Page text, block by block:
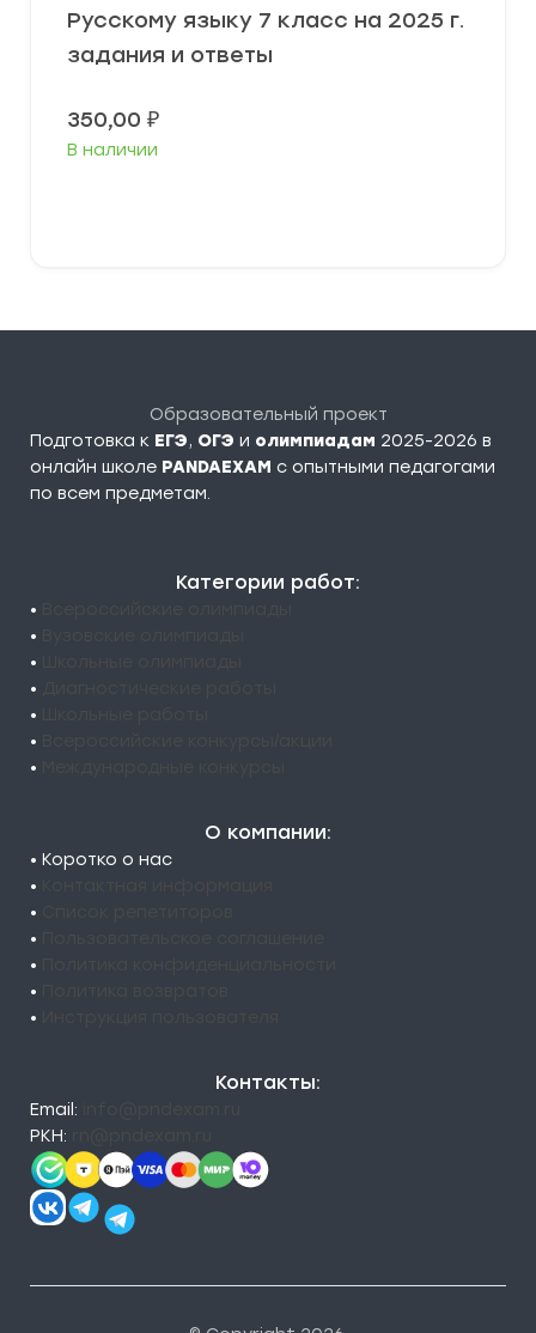
Русскому языку 7 класс на 2025 г.
задания и ответы
350,00 ₽
В наличии
Образовательный проект
Подготовка к ЕГЭ, ОГЭ и олимпиадам 2025-2026 в
онлайн школе PANDAEXAM c опытными педагогами
по всем предметам.
Категории работ:
•
•
•
•
•
•
•
О компании:
• Коротко о нас
•
•
•
•
•
•
Контакты:
Email:
РКН: